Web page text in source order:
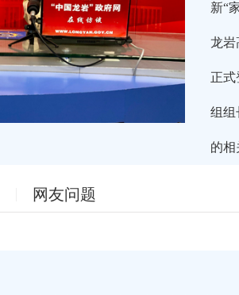
新“
龙岩
正
组组
的相
网友问题